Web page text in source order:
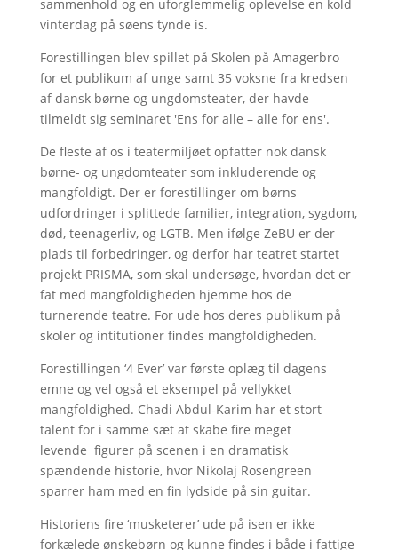
sammenhold og en uforglemmelig oplevelse en kold
vinterdag på søens tynde is.
Forestillingen blev spillet på Skolen på Amagerbro
for et publikum af unge samt 35 voksne fra kredsen
af dansk børne og ungdomsteater, der havde
tilmeldt sig seminaret 'Ens for alle – alle for ens'.
De fleste af os i teatermiljøet opfatter nok dansk
børne- og ungdomteater som inkluderende og
mangfoldigt. Der er forestillinger om børns
udfordringer i splittede familier, integration, sygdom,
død, teenagerliv, og LGTB. Men ifølge ZeBU er der
plads til forbedringer, og derfor har teatret startet
projekt PRISMA, som skal undersøge, hvordan det er
fat med mangfoldigheden hjemme hos de
turnerende teatre. For ude hos deres publikum på
skoler og intitutioner findes mangfoldigheden.
Forestillingen ‘4 Ever’ var første oplæg til dagens
emne og vel også et eksempel på vellykket
mangfoldighed. Chadi Abdul-Karim har et stort
talent for i samme sæt at skabe fire meget
levende figurer på scenen i en dramatisk
spændende historie, hvor Nikolaj Rosengreen
sparrer ham med en fin lydside på sin guitar.
Historiens fire ‘musketerer’ ude på isen er ikke
forkælede ønskebørn og kunne findes i både i fattige